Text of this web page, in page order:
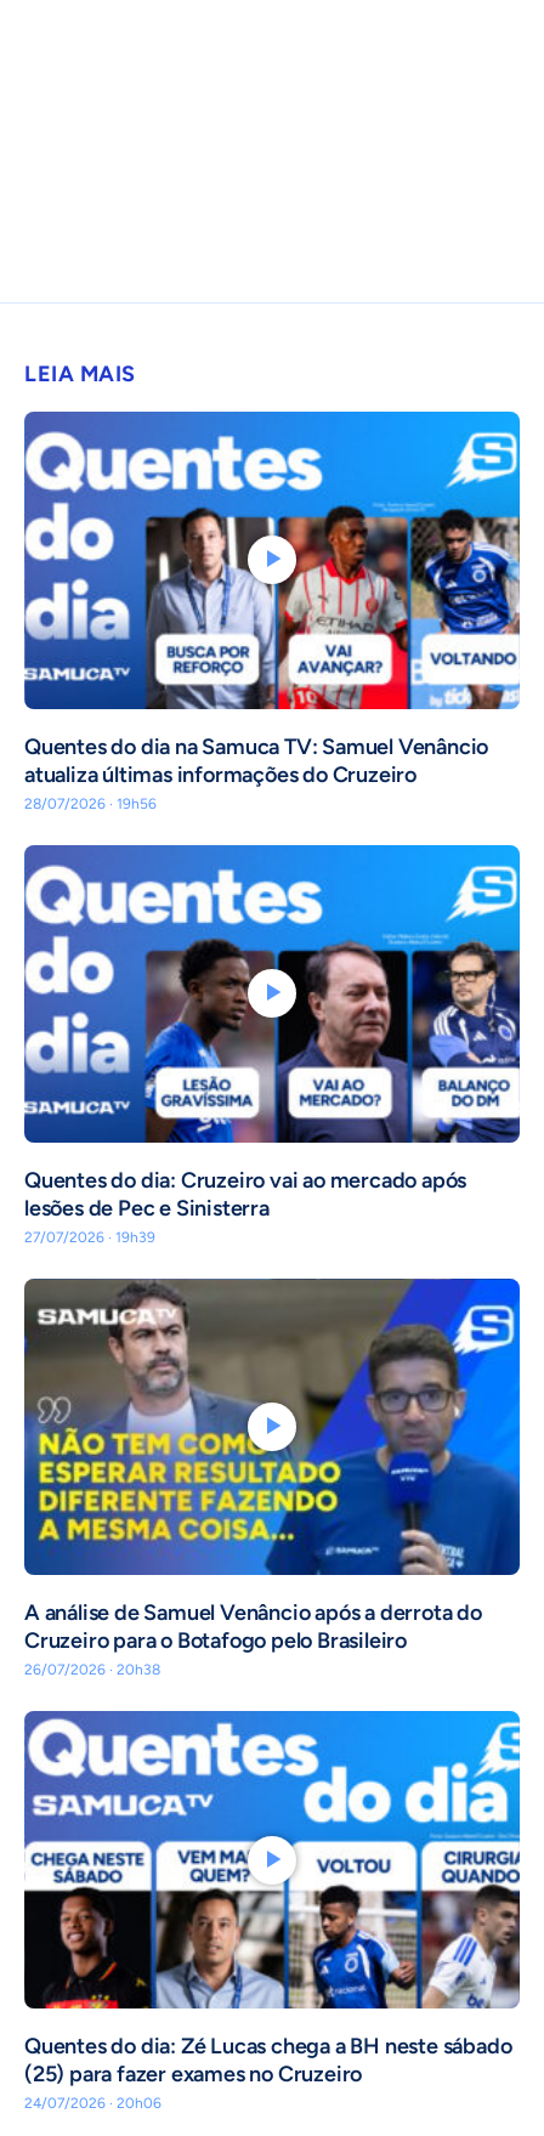
LEIA MAIS
Quentes do dia na Samuca TV: Samuel Venâncio
atualiza últimas informações do Cruzeiro
28/07/2026 · 19h56
Quentes do dia: Cruzeiro vai ao mercado após
lesões de Pec e Sinisterra
27/07/2026 · 19h39
A análise de Samuel Venâncio após a derrota do
Cruzeiro para o Botafogo pelo Brasileiro
26/07/2026 · 20h38
Quentes do dia: Zé Lucas chega a BH neste sábado
(25) para fazer exames no Cruzeiro
24/07/2026 · 20h06